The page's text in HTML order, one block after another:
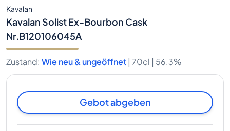
Kavalan
Kavalan Solist Ex-Bourbon Cask
Nr.B120106045A
Zustand: Wie neu & ungeöffnet | 70cl | 56.3%
Gebot abgeben